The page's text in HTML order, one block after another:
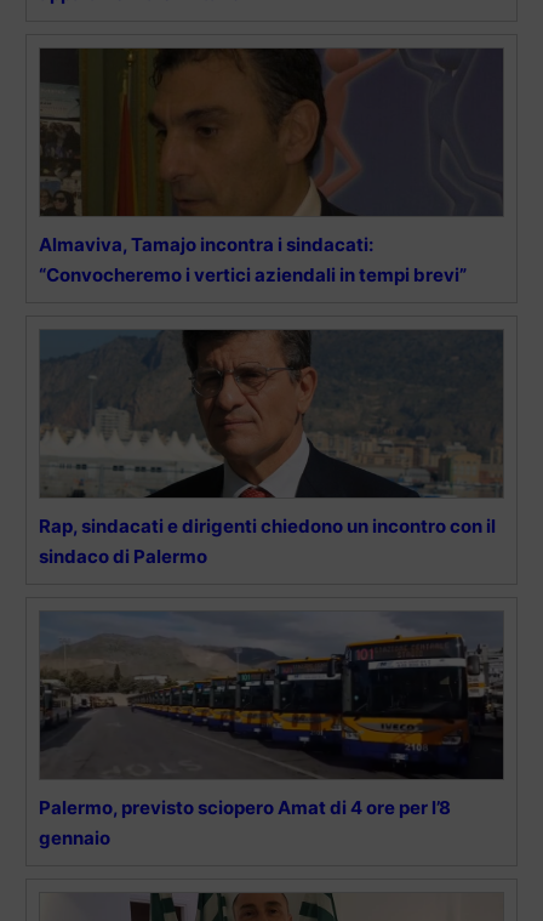
Almaviva, Tamajo incontra i sindacati:
“Convocheremo i vertici aziendali in tempi brevi”
Rap, sindacati e dirigenti chiedono un incontro con il
sindaco di Palermo
Palermo, previsto sciopero Amat di 4 ore per l’8
gennaio